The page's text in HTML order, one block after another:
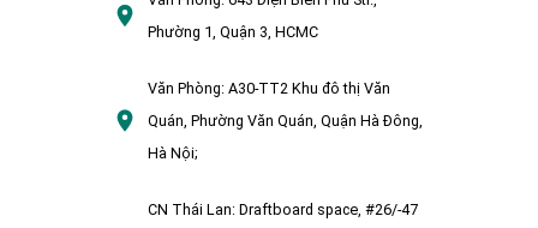
Phường 1, Quận 3, HCMC
Văn Phòng:A30-TT2 Khu đô thị Văn
Quán, Phường Văn Quán, Quận Hà Đông,
Hà Nội;
CN Thái Lan: Draftboard space, #26/-47